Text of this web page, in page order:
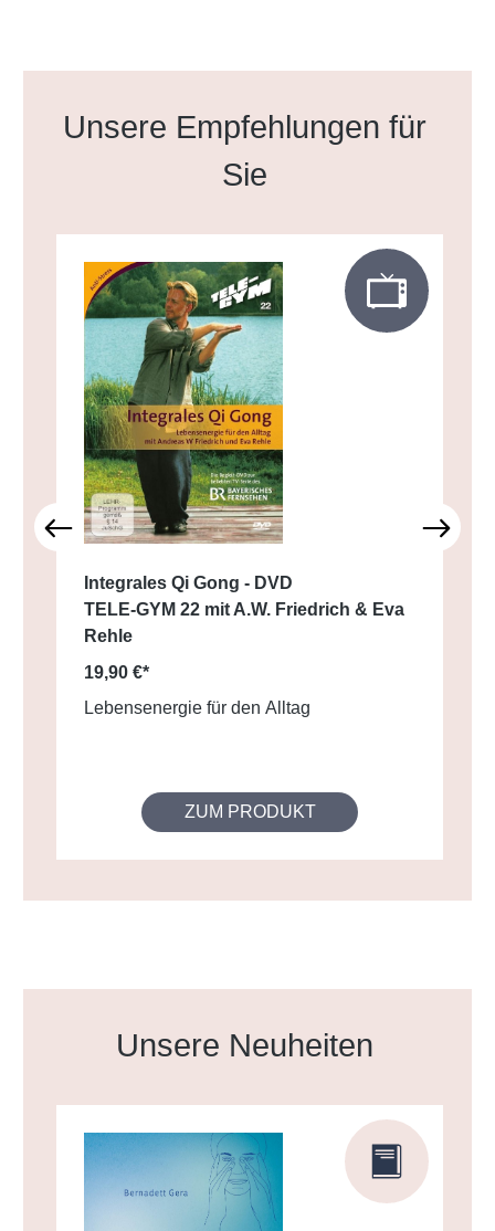
Produktgalerie überspringen
Unsere Empfehlungen für
Sie
Integrales Qi Gong - DVD
TELE-GYM 22 mit A.W. Friedrich & Eva
Rehle
19,90 €*
Lebensenergie für den Alltag
ZUM PRODUKT
Produktgalerie überspringen
Unsere Neuheiten